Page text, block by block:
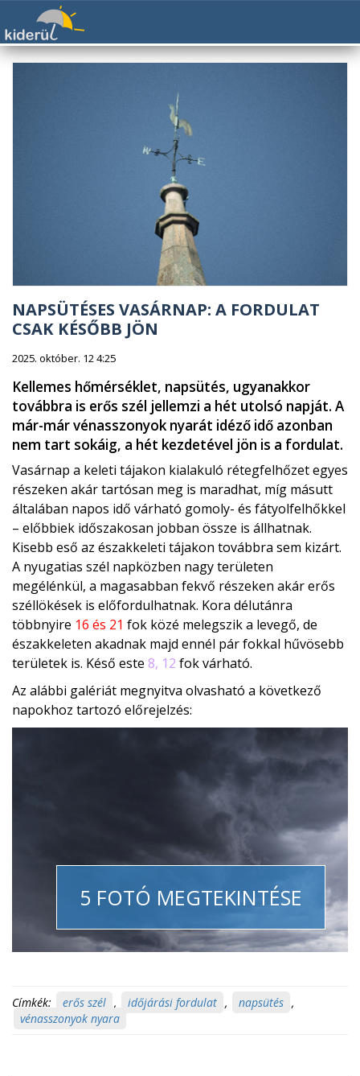
NAPSÜTÉSES VASÁRNAP: A FORDULAT
CSAK KÉSŐBB JÖN
2025. október. 12 4:25
Kellemes hőmérséklet, napsütés, ugyanakkor
továbbra is erős szél jellemzi a hét utolsó napját. A
már-már vénasszonyok nyarát idéző idő azonban
nem tart sokáig, a hét kezdetével jön is a fordulat.
Vasárnap a keleti tájakon kialakuló rétegfelhőzet egyes
részeken akár tartósan meg is maradhat, míg másutt
általában napos idő várható gomoly- és fátyolfelhőkkel
– előbbiek időszakosan jobban össze is állhatnak.
Kisebb eső az északkeleti tájakon továbbra sem kizárt.
A nyugatias szél napközben nagy területen
megélénkül, a magasabban fekvő részeken akár erős
széllökések is előfordulhatnak. Kora délutánra
többnyire 16 és 21 fok közé melegszik a levegő, de
északkeleten akadnak majd ennél pár fokkal hűvösebb
területek is. Késő este 8, 12 fok várható.
Az alábbi galériát megnyitva olvasható a következő
napokhoz tartozó előrejelzés:
5 FOTÓ MEGTEKINTÉSE
Címkék: erős szél , időjárási fordulat , napsütés ,
vénasszonyok nyara